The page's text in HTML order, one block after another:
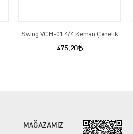
Swing VCH-01 4/4 Keman Çenelik
475,20
MAĞAZAMIZ